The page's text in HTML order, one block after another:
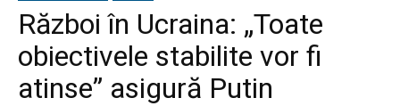
Război în Ucraina: „Toate
obiectivele stabilite vor fi
atinse” asigură Putin